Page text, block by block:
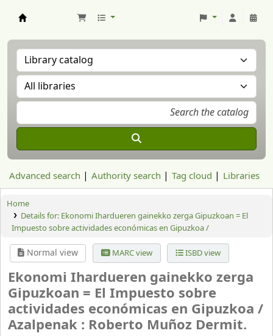
Advanced search Authority search Tag cloud Libraries
Home
Details for: Ekonomi Ihardueren gainekko zerga Gipuzkoan = El
Impuesto sobre actividades económicas en Gipuzkoa /
Normal view MARC view ISBD view
Ekonomi Ihardueren gainekko zerga
Gipuzkoan = El Impuesto sobre
actividades económicas en Gipuzkoa /
Azalpenak : Roberto Muñoz Dermit.